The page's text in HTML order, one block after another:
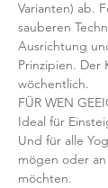
Varianten) ab.
sauberen
Ausrichtung
Prinzipien. Der
wöchentlich.
FÜR WEN
Ideal für
Und für alle
mögen oder
möchten.